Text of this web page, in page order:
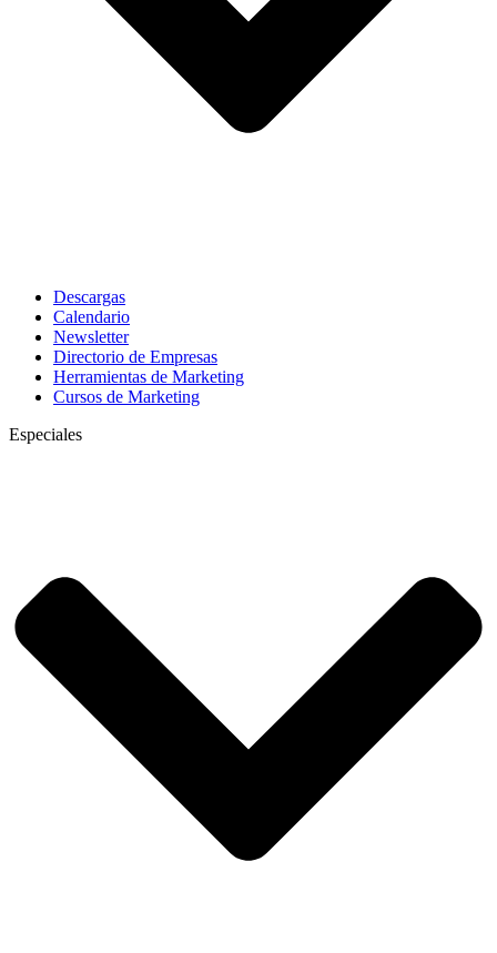
Descargas
Calendario
Newsletter
Directorio de Empresas
Herramientas de Marketing
Cursos de Marketing
Especiales